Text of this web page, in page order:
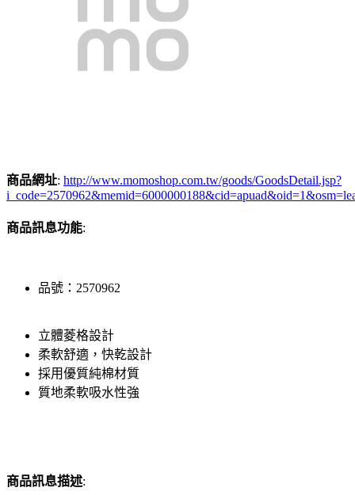
商品網址: http://www.momoshop.com.tw/goods/GoodsDetail.jsp?
商品訊息功能:
品號：2570962
立體菱格設計
柔軟舒適，快乾設計
採用優質純棉材質
質地柔軟吸水性強
商品訊息描述: